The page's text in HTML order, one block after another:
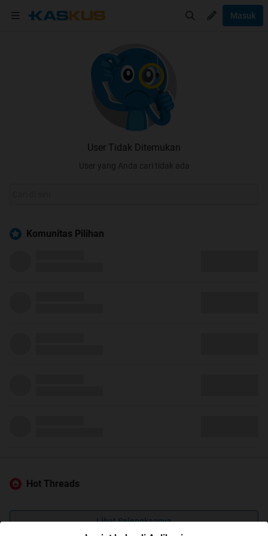
Masuk
User Tidak Ditemukan
User yang Anda cari tidak ada
Komunitas Pilihan
Hot Threads
Lihat Selengkapnya